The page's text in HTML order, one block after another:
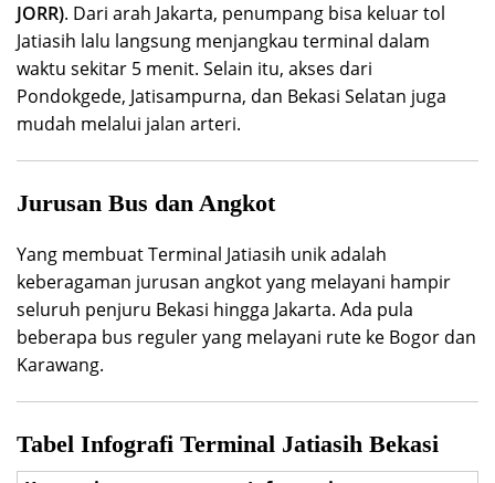
JORR). Dari arah Jakarta, penumpang bisa keluar tol
Jatiasih lalu langsung menjangkau terminal dalam
waktu sekitar 5 menit. Selain itu, akses dari
Pondokgede, Jatisampurna, dan Bekasi Selatan juga
mudah melalui jalan arteri.
Jurusan Bus dan Angkot
Yang membuat Terminal Jatiasih unik adalah
keberagaman jurusan angkot yang melayani hampir
seluruh penjuru Bekasi hingga Jakarta. Ada pula
beberapa bus reguler yang melayani rute ke Bogor dan
Karawang.
Tabel Infografi Terminal Jatiasih Bekasi